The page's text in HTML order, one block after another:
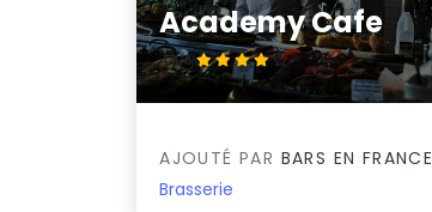
Academy Cafe
4.4/5
AJOUTÉ PAR BARS EN FRANCE
Brasserie